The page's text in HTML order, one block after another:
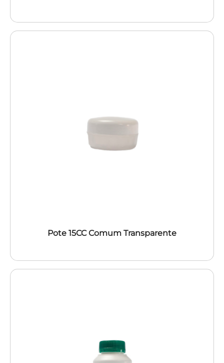
Pote 15CC Comum Transparente